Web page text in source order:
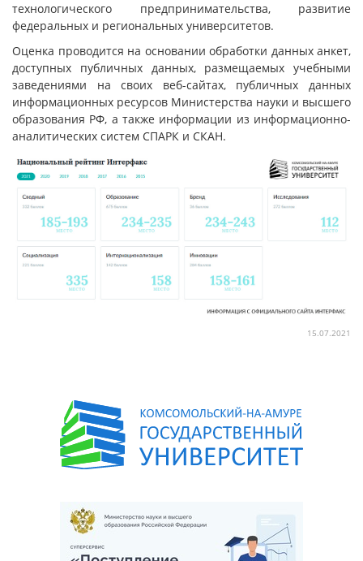
технологического предпринимательства, развитие
федеральных и региональных университетов.
Оценка проводится на основании обработки данных анкет,
доступных публичных данных, размещаемых учебными
заведениями на своих веб-сайтах, публичных данных
информационных ресурсов Министерства науки и высшего
образования РФ, а также информации из информационно-
аналитических систем СПАРК и СКАН.
15.07.2021